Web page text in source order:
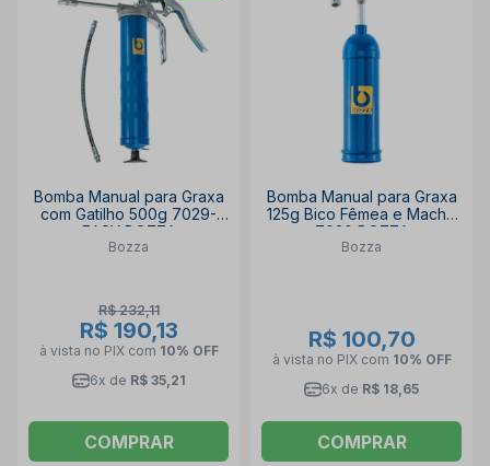
Bomba Manual para Graxa
com Gatilho 500g 7029-
EASY BOZZA
Bozza
R$ 232,11
R$ 190,13
à vista no PIX com 10% OFF
6x de R$ 35,21
COMPRAR
Bomba Manual para Graxa
125g Bico Fêmea e Macho
7030 BOZZA
Bozza
R$ 100,70
à vista no PIX com 10% OFF
6x de R$ 18,65
COMPRAR